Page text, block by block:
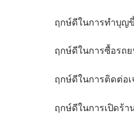
ฤกษ์ดีในการทำ
ฤกษ์ดีในการซื้อ
ฤกษ์ดีในการติดต่
ฤกษ์ดีในการเปิด